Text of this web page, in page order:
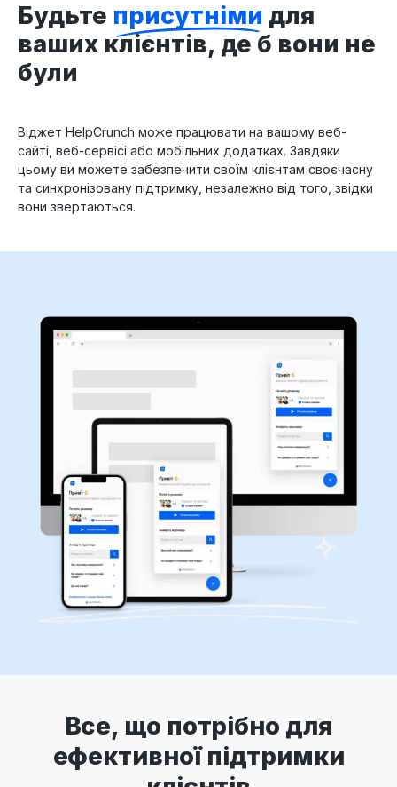
Будьте присутніми для
ваших клієнтів, де б вони не
були
Віджет HelpCrunch може працювати на вашому веб-
сайті, веб-сервісі або мобільних додатках. Завдяки
цьому ви можете забезпечити своїм клієнтам своєчасну
та синхронізовану підтримку, незалежно від того, звідки
вони звертаються.
Все, що потрібно для
ефективної підтримки